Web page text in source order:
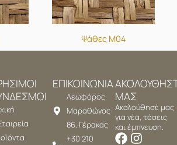
Ψάθες M04
ΕΠΙΚΟΙΝΩΝΙΑ
Λεωφόρος
Μαραθώνος
86, Γέρακας
+30 210
ΜΑΣ
Ακολούθησέ μας
για νέα, τάσεις
και έμπνευση.